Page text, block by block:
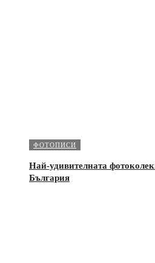
ФОТОПИСИ
Най-удивителната
България